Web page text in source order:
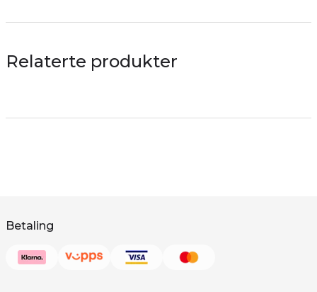
Relaterte produkter
Betaling